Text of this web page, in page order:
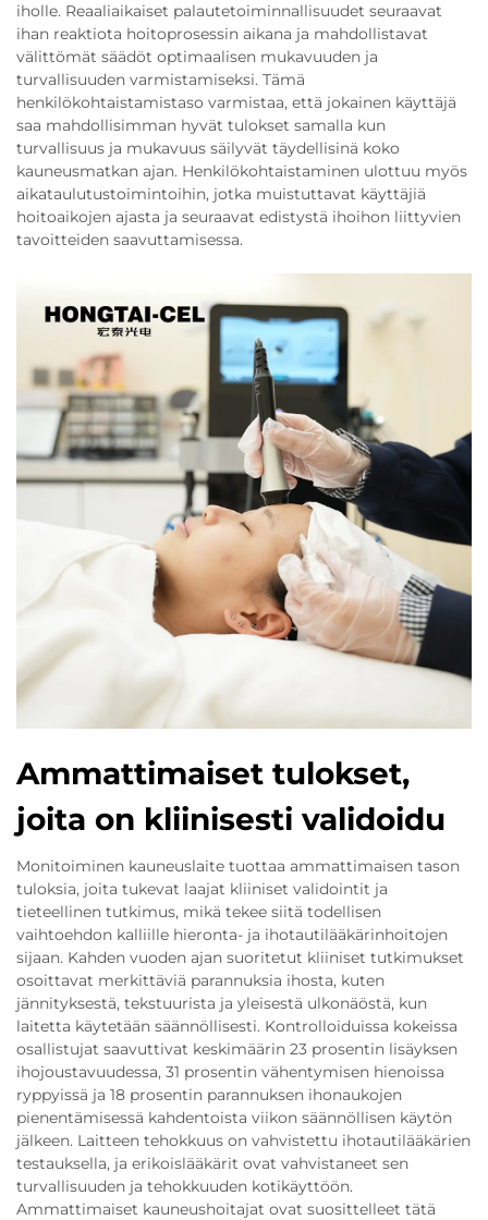
iholle. Reaaliaikaiset palautetoiminnallisuudet seuraavat
ihan reaktiota hoitoprosessin aikana ja mahdollistavat
välittömät säädöt optimaalisen mukavuuden ja
turvallisuuden varmistamiseksi. Tämä
henkilökohtaistamistaso varmistaa, että jokainen käyttäjä
saa mahdollisimman hyvät tulokset samalla kun
turvallisuus ja mukavuus säilyvät täydellisinä koko
kauneusmatkan ajan. Henkilökohtaistaminen ulottuu myös
aikataulutustoimintoihin, jotka muistuttavat käyttäjiä
hoitoaikojen ajasta ja seuraavat edistystä ihoihon liittyvien
tavoitteiden saavuttamisessa.
Ammattimaiset tulokset,
joita on kliinisesti validoidu
Monitoiminen kauneuslaite tuottaa ammattimaisen tason
tuloksia, joita tukevat laajat kliiniset validointit ja
tieteellinen tutkimus, mikä tekee siitä todellisen
vaihtoehdon kalliille hieronta- ja ihotautilääkärinhoitojen
sijaan. Kahden vuoden ajan suoritetut kliiniset tutkimukset
osoittavat merkittäviä parannuksia ihosta, kuten
jännityksestä, tekstuurista ja yleisestä ulkonäöstä, kun
laitetta käytetään säännöllisesti. Kontrolloiduissa kokeissa
osallistujat saavuttivat keskimäärin 23 prosentin lisäyksen
ihojoustavuudessa, 31 prosentin vähentymisen hienoissa
ryppyissä ja 18 prosentin parannuksen ihonaukojen
pienentämisessä kahdentoista viikon säännöllisen käytön
jälkeen. Laitteen tehokkuus on vahvistettu ihotautilääkärien
testauksella, ja erikoislääkärit ovat vahvistaneet sen
turvallisuuden ja tehokkuuden kotikäyttöön.
Ammattimaiset kauneushoitajat ovat suosittelleet tätä